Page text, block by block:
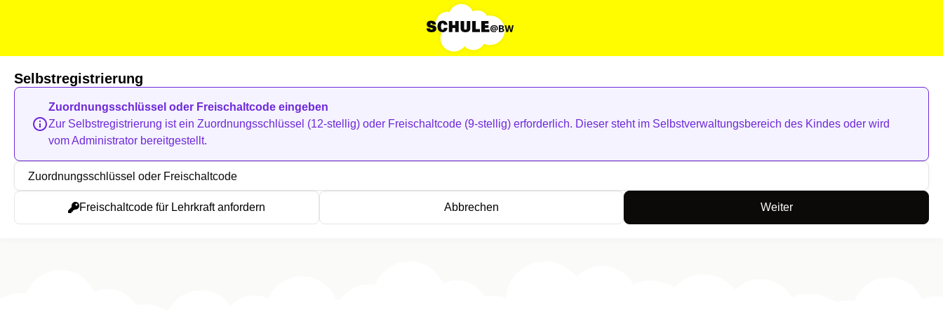
Selbstregistrierung
Zuordnungsschlüssel oder Freischaltcode eingeben
Zur Selbstregistrierung ist ein Zuordnungsschlüssel (12-stellig) oder Freischaltcode (9-stellig) erforderlich. Dieser steht im Selbstverwaltungsbereich des Kindes oder wird
vom Administrator bereitgestellt.
Zuordnungsschlüssel oder Freischaltcode
Weiter
Abbrechen
Freischaltcode für Lehrkraft anfordern